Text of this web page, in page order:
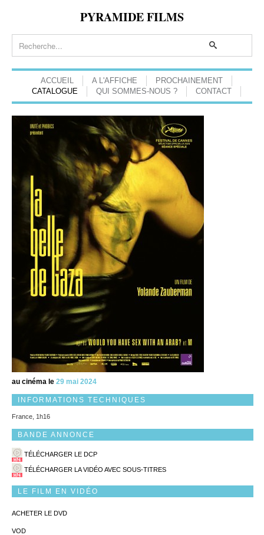
PYRAMIDE FILMS
ACCUEIL A L'AFFICHE
PROCHAINEMENT
CATALOGUE
QUI SOMMES-NOUS ? CONTACT
au cinéma le 29 mai 2024
INFORMATIONS TECHNIQUES
France, 1h16
BANDE ANNONCE
TÉLÉCHARGER LE DCP
TÉLÉCHARGER LA VIDÉO AVEC SOUS-TITRES
LE FILM EN VIDÉO
ACHETER LE DVD
VOD